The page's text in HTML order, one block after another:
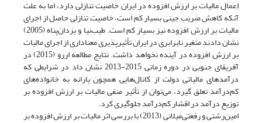
اِعمال مالیات بر ارزش افزوده در ایران خاصیت تنازلی دارد، اما به علت
آنکه کاهش ضریب جینی بسیار کم است، خاصیت تنازلی حاصل از اجرای
مالیات بر ارزش افزوده نیز بسیار کم است. طیب‌نیا و یزدان‌پناه (2005)
نشان دادند متغیر نابرابری در ایران تأثیر‌پذیری معناداری از اجرای مالیات
بر ارزش افزوده در آینده نخواهد داشت. نتایج مطالعه اررو (2015) در
آفریقای جنوبی در دوره زمانی 2015-2013 نشان داد در شرایطی که
درآمدهای مالیاتی دولت از کانال‌هایی همچون یارانه به خانواده‌های
کم‌درآمد تعلق گیرد، می‌توان از تأثیر منفی مالیات بر ارزش افزوده بر
توزیع درآمد در اقشار کم‌درآمد جلوگیری کرد.
امین‌رشتی و رفعتی‌میلانی (2013) با بررسی اثر مالیات بر ارزش افزوده بر